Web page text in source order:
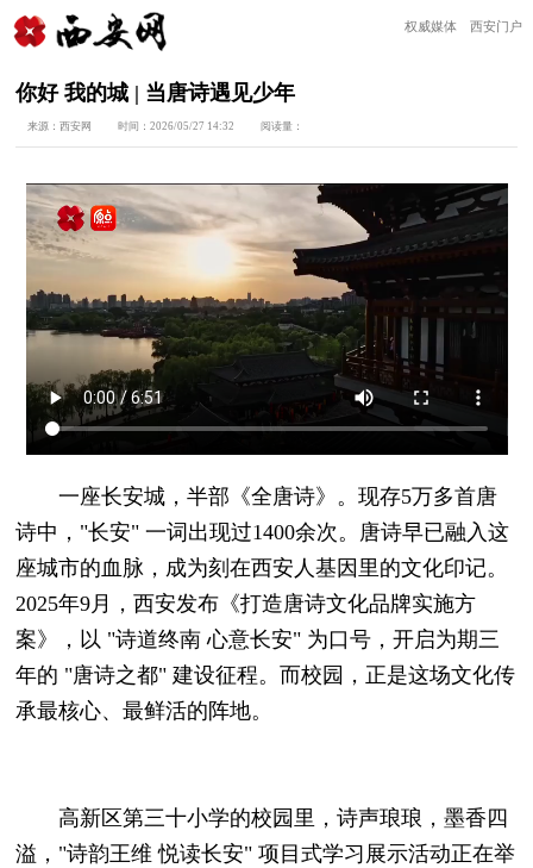
权威媒体 西安门户
你好 我的城 | 当唐诗遇见少年
来源：西安网 时间：2026/05/27 14:32 阅读量：
一座长安城，半部《全唐诗》。现存5万多首唐
诗中，"长安" 一词出现过1400余次。唐诗早已融入这
座城市的血脉，成为刻在西安人基因里的文化印记。
2025年9月，西安发布《打造唐诗文化品牌实施方
案》，以 "诗道终南 心意长安" 为口号，开启为期三
年的 "唐诗之都" 建设征程。而校园，正是这场文化传
承最核心、最鲜活的阵地。
高新区第三十小学的校园里，诗声琅琅，墨香四
溢，"诗韵王维 悦读长安" 项目式学习展示活动正在举